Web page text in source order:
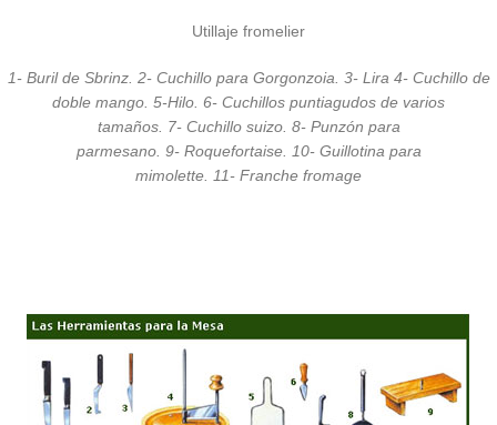
Utillaje fromelier
1-Buril de Sbrinz. 2- Cuchillo para Gorgonzoia. 3- Lira 4- Cuchillo de
doble mango. 5-Hilo. 6- Cuchillos puntiagudos de varios
tamaños. 7-Cuchillo suizo. 8-Punzón para
parmesano. 9-Roquefortaise. 10-Guillotina para
mimolette.
11- Franche fromage